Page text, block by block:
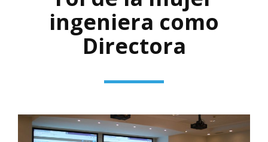
ingeniera como
Directora